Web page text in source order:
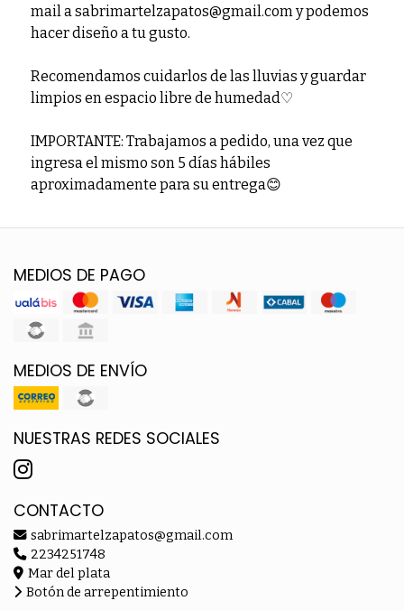
mail a sabrimartelzapatos@gmail.com y podemos
hacer diseño a tu gusto.
Recomendamos cuidarlos de las lluvias y guardar
limpios en espacio libre de humedad♡
IMPORTANTE: Trabajamos a pedido, una vez que
ingresa el mismo son 5 días hábiles
aproximadamente para su entrega😊
MEDIOS DE PAGO
MEDIOS DE ENVÍO
NUESTRAS REDES SOCIALES
CONTACTO
sabrimartelzapatos@gmail.com
2234251748
Mar del plata
Botón de arrepentimiento